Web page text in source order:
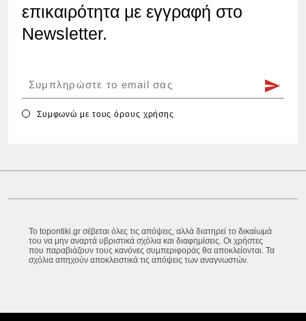
επικαιρότητα με εγγραφή στο
Newsletter.
Συμφωνώ με τουςόρους χρήσης
Το topontiki.gr σέβεται όλες τις απόψεις, αλλά διατηρεί το δικαίωμά
του να μην αναρτά υβριστικά σχόλια και διαφημίσεις. Οι χρήστες
που παραβιάζουν τους κανόνες συμπεριφοράς θα αποκλείονται. Τα
σχόλια απηχούν αποκλειστικά τις απόψεις των αναγνωστών.